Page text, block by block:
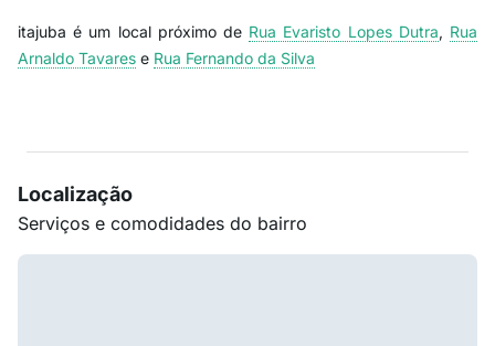
itajuba é um local próximo de Rua Evaristo Lopes Dutra, Rua
Arnaldo Tavares e Rua Fernando da Silva
Localização
Serviços e comodidades do bairro